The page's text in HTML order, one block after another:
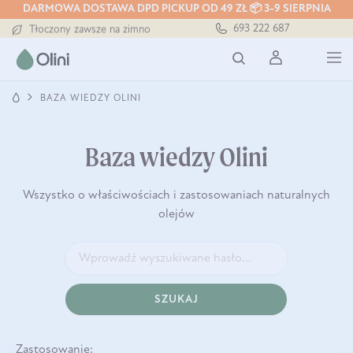
DARMOWA DOSTAWA DPD PICKUP OD 49 ZŁ 📦 3-9 SIERPNIA
Darmowa dostawa od 199 zł
Tłoczony zawsze na zimno
Darmowa dostawa od 199 zł
693 222 687
BAZA WIEDZY OLINI
Baza wiedzy Olini
Wszystko o właściwościach i zastosowaniach naturalnych
olejów
SZUKAJ
Zastosowanie: